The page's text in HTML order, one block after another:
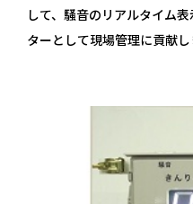
して、騒音のリアルタイム
ターとして現場管理に貢献し